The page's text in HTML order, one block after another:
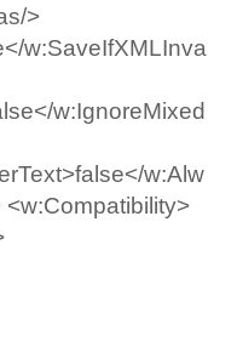
>
w:SaveIfXMLInva
w:IgnoreMixed
w:Alw